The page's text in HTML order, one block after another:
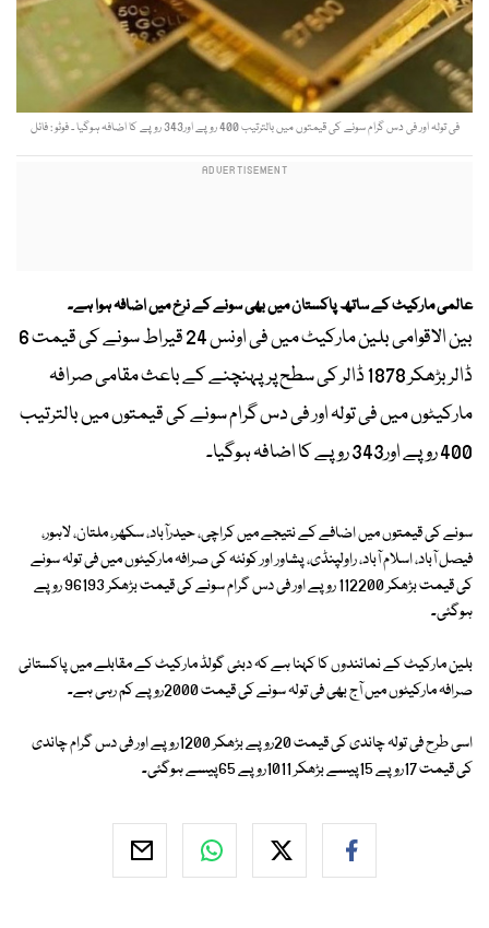
فی تولہ اور فی دس گرام سونے کی قیمتوں میں بالترتیب 400 روپے اور343 روپے کا اضافہ ہوگیا ۔ فوٹو : فائل
عالمی مارکیٹ کے ساتھ پاکستان میں بھی سونے کے نرخ میں اضافہ ہوا ہے۔
بین الاقوامی بلین مارکیٹ میں فی اونس 24 قیراط سونے کی قیمت 6
ڈالر بڑھکر 1878 ڈالر کی سطح پرپہنچنے کے باعث مقامی صرافہ
مارکیٹوں میں فی تولہ اور فی دس گرام سونے کی قیمتوں میں بالترتیب
400 روپے اور343 روپے کا اضافہ ہوگیا۔
سونے کی قیمتوں میں اضافے کے نتیجے میں کراچی، حیدرآباد، سکھر، ملتان، لاہور،
فیصل آباد، اسلام آباد، راولپنڈی، پشاور اور کوئٹہ کی صرافہ مارکیٹوں میں فی تولہ سونے
کی قیمت بڑھکر 112200 روپے اور فی دس گرام سونے کی قیمت بڑھکر 96193 روپے
ہوگئی۔
بلین مارکیٹ کے نمائندوں کا کہنا ہے کہ دبئی گولڈ مارکیٹ کے مقابلے میں پاکستانی
صرافہ مارکیٹوں میں آج بھی فی تولہ سونے کی قیمت 2000روپے کم رہی ہے۔
اسی طرح فی تولہ چاندی کی قیمت 20روپے بڑھکر 1200روپے اور فی دس گرام چاندی
کی قیمت 17روپے 15پیسے بڑھکر 1011روپے 65پیسے ہوگئی۔